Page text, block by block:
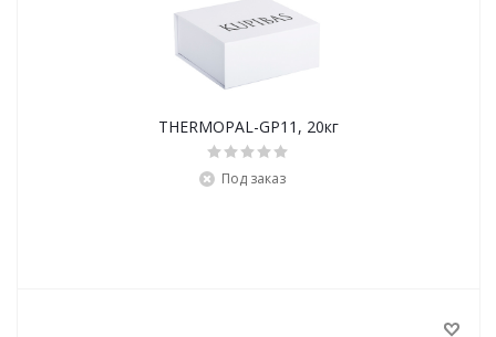
THERMOPAL-GP11, 20кг
Под заказ